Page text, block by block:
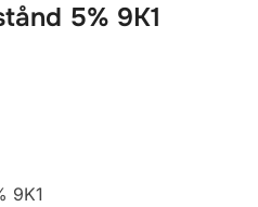
5% 9K1
9K1